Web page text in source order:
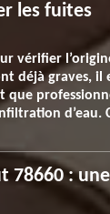
les fuites
vérifier
déjà graves,
: